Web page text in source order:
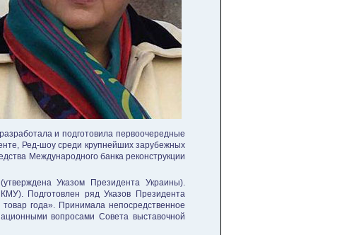
и подго­товила первоочередные
Ред-шоу среди крупнейших зарубежных
Международного банка реконструкции
Указом Президента Ук­раины).
Подготовлен ряд Указов Президента
года». При­нимала непосредственное
вопро­сами Совета выставочной